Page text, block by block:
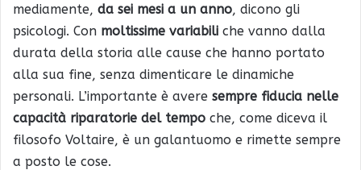
mediamente, da sei mesi a un anno, dicono gli
psicologi. Con moltissime variabili che vanno dalla
durata della storia alle cause che hanno portato
alla sua fine, senza dimenticare le dinamiche
personali. L’importante è avere sempre fiducia nelle
capacità riparatorie del tempo che, come diceva il
filosofo Voltaire, è un galantuomo e rimette sempre
a posto le cose.